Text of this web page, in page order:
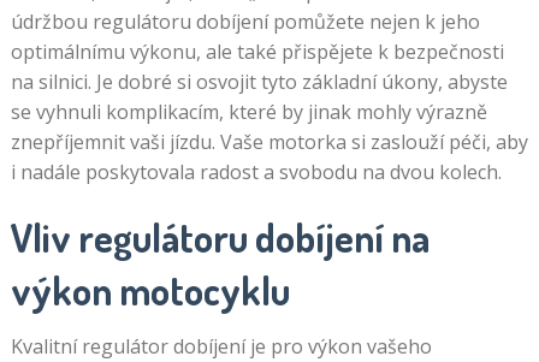
údržbou regulátoru dobíjení pomůžete nejen k jeho
optimálnímu výkonu, ale také přispějete k bezpečnosti
na silnici. Je dobré si osvojit tyto základní úkony, abyste
se vyhnuli komplikacím, které by jinak mohly výrazně
znepříjemnit vaši jízdu. Vaše motorka si zaslouží péči, aby
i nadále poskytovala radost a svobodu na dvou kolech.
Vliv regulátoru dobíjení na
výkon motocyklu
Kvalitní regulátor dobíjení je pro výkon vašeho